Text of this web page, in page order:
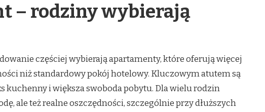
– rodziny wybierają
częściej wybierają apartamenty, które oferują więcej
niż standardowy pokój hotelowy. Kluczowym atutem są
kuchenny i większa swoboda pobytu. Dla wielu rodzin
ale też realne oszczędności, szczególnie przy dłuższych